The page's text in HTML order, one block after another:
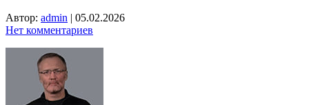
Автор: admin | 05.02.2026
Нет комментариев